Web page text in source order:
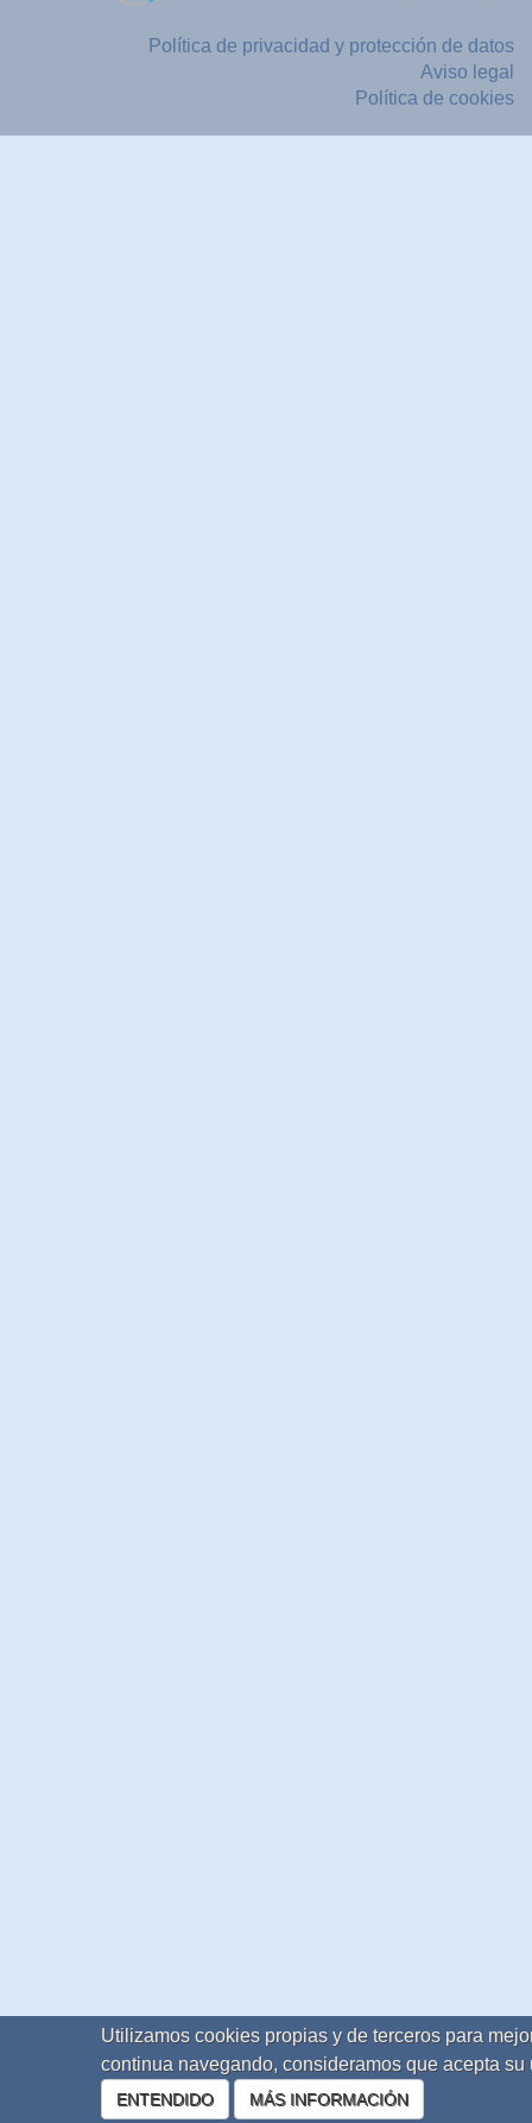
Política de privacidad y protección de datos
Aviso legal
Política de cookies
Utilizamos cookies propias y de terceros para
continua navegando, consideramos que acepta su
ENTENDIDO MÁS INFORMACIÓN